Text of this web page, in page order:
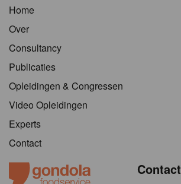
Home
Over
Consultancy
Publicaties
Opleidingen & Congressen
Video Opleidingen
Experts
Contact
Contact